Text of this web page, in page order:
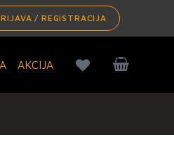
/ REGISTRACIJA
AKCIJA